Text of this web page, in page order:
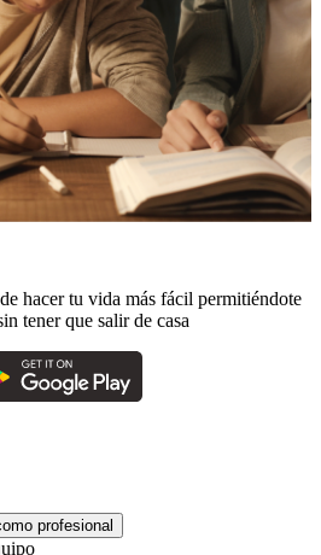
hacer tu vida más fácil permitiéndote
tener que salir de casa
profesional